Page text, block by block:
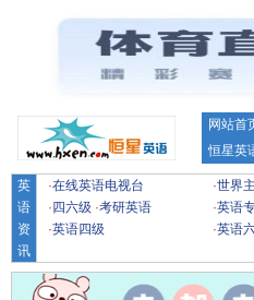
网站首
恒星英
英
语
资
讯
·在线英语电视台 ·世界
· 四六级 ·考研英语 ·英语
·英语四级 ·英语